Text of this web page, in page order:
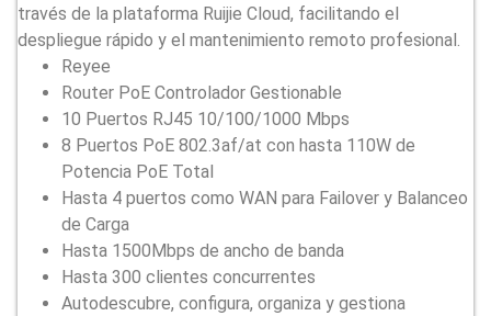
través de la plataforma Ruijie Cloud, facilitando el
despliegue rápido y el mantenimiento remoto profesional.
Reyee
Router PoE Controlador Gestionable
10 Puertos RJ45 10/100/1000 Mbps
8 Puertos PoE 802.3af/at con hasta 110W de
Potencia PoE Total
Hasta 4 puertos como WAN para Failover y Balanceo
de Carga
Hasta 1500Mbps de ancho de banda
Hasta 300 clientes concurrentes
Autodescubre, configura, organiza y gestiona